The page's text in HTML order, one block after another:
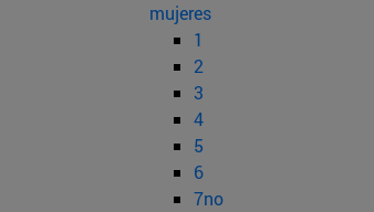
mujeres
1
2
3
4
5
6
7no